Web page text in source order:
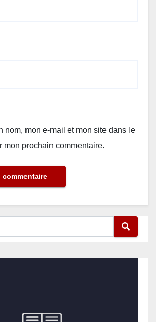
nom, mon e-mail et mon site dans le
mon prochain commentaire.